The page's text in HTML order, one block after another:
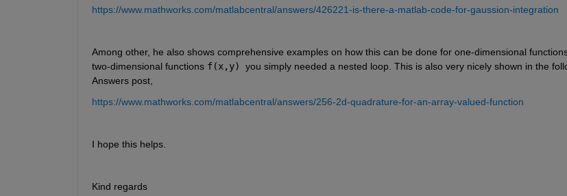
https://www.mathworks.com/matlabcentral/answers/426221-is-there-a-matlab-code-for-gaussion-integration
Among other, he also shows comprehensive examples on how this can be done for one-dimensional
two-dimensional functions f(x,y) you simply needed a nested loop. This is also very nicely shown in the
Answers post,
https://www.mathworks.com/matlabcentral/answers/256-2d-quadrature-for-an-array-valued-function
I hope this helps.
Kind regards